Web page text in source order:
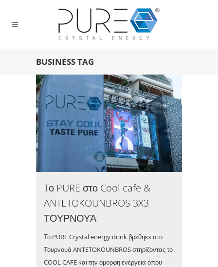
BUSINESS TAG
Tο PURE στο Cool cafe &
ANTETOKOUNBROS 3X3
ΤΟΥΡΝΟΥΆ
Το PURE Crystal energy drink βρέθηκε στο
Τουρνουά ANTETOKOUNBROS στηρίζοντας το
COOL CAFE και την όμορφη ενέργεια όπου